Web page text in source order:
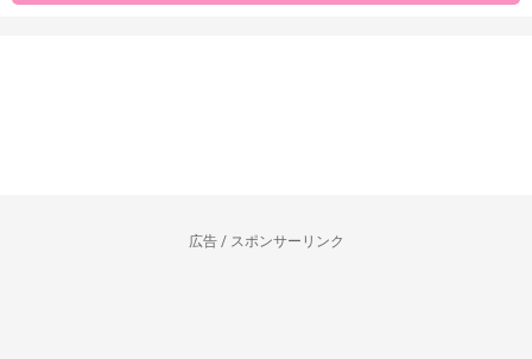
広告 / スポンサーリンク